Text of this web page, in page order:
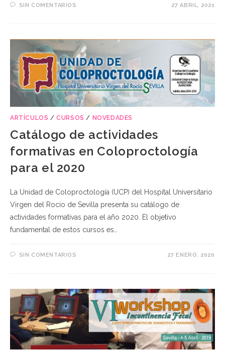
SIN COMENTARIOS 27 ABRIL, 2021
ARTÍCULOS /CURSOS / NOVEDADES
Catálogo de actividades
formativas en Coloproctología
para el 2020
La Unidad de Coloproctología (UCP) del Hospital Universitario
Virgen del Rocío de Sevilla presenta su catálogo de
actividades formativas para el año 2020. El objetivo
fundamental de estos cursos es…
SIN COMENTARIOS 27 ENERO, 2020